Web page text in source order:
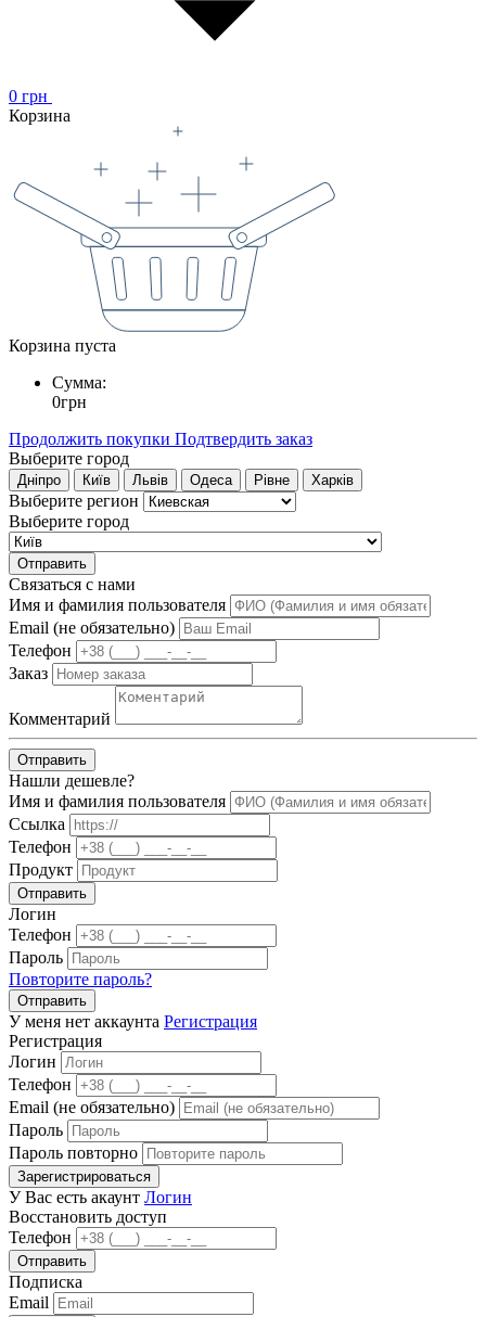
0 грн
Корзина
Корзина пуста
Сумма:
0грн
Продолжить покупки Подтвердить заказ
Выберите город
Дніпро Київ Львів Одеса Рівне Харків
Выберите регион
Выберите город
Отправить
Связаться с нами
Имя и фамилия пользователя
Email (не обязательно)
Телефон
Заказ
Комментарий
Отправить
Нашли дешевле?
Имя и фамилия пользователя
Ссылка
Телефон
Продукт
Отправить
Логин
Телефон
Пароль
Повторите пароль?
Отправить
У меня нет аккаунта Регистрация
Регистрация
Логин
Телефон
Email (не обязательно)
Пароль
Пароль повторно
Зарегистрироваться
У Вас есть акаунт Логин
Восстановить доступ
Телефон
Отправить
Подписка
Email